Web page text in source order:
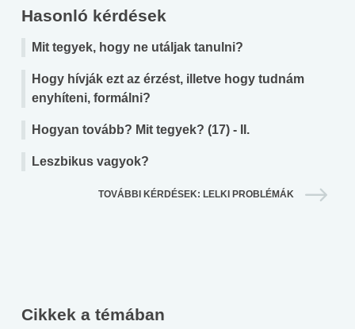
Hasonló kérdések
Mit tegyek, hogy ne utáljak tanulni?
Hogy hívják ezt az érzést, illetve hogy tudnám
enyhíteni, formálni?
Hogyan tovább? Mit tegyek? (17) - II.
Leszbikus vagyok?
TOVÁBBI KÉRDÉSEK: LELKI PROBLÉMÁK
Cikkek a témában